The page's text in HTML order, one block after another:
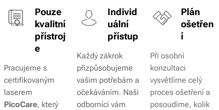
Pouze
kvalitní
přístroj
e
Pracujeme s
certifikovaným
laserem
PicoCare, který
Individ
uální
přístup
Každý zákrok
přizpůsobujeme
vašim potřebám a
očekáváním. Naši
odborníci vám
Plán
ošetřen
í
Při osobní
konzultaci
vysvětlíme celý
proces ošetření a
posoudíme, kolik